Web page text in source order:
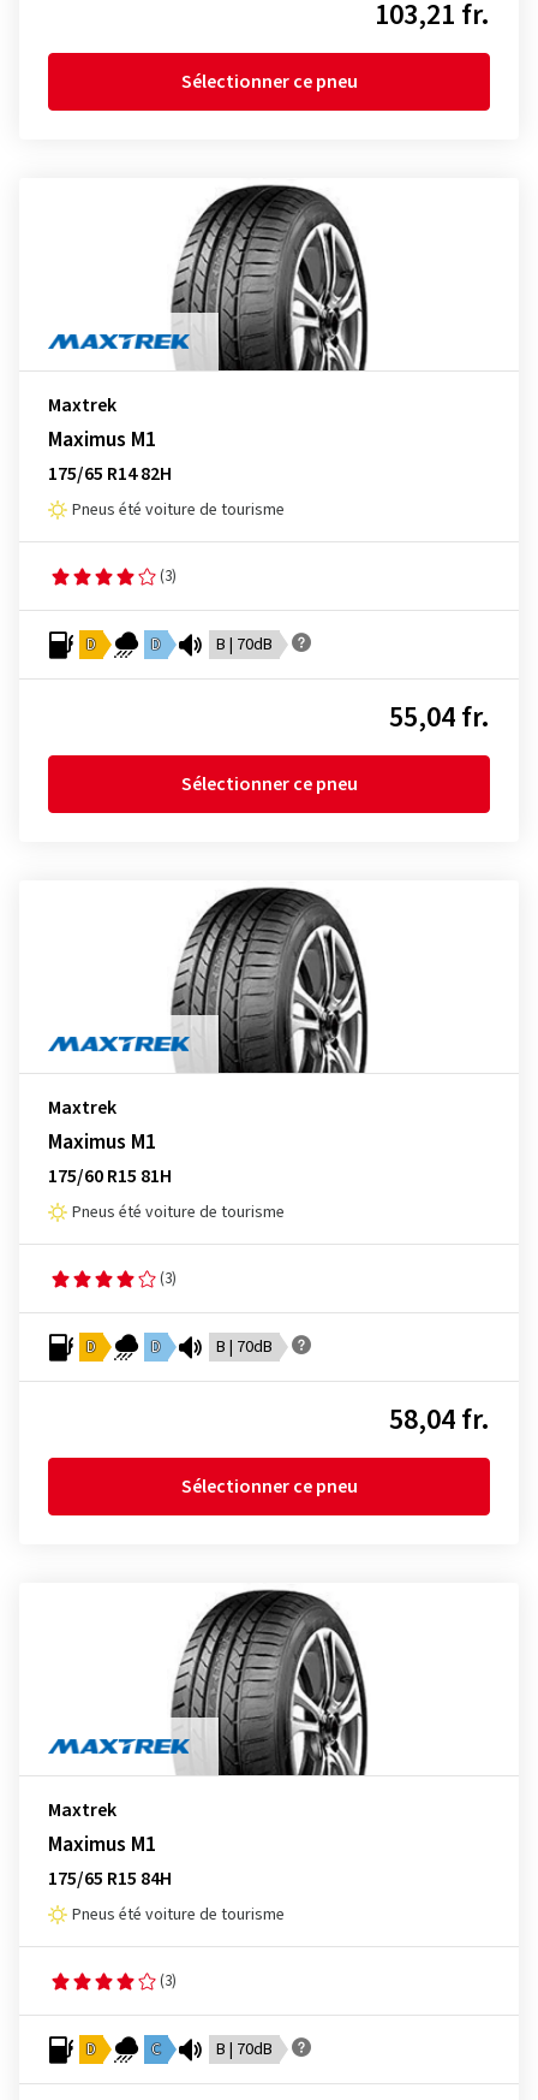
103,21 fr.
Sélectionner ce pneu
Maxtrek
Maximus M1
175/65 R14 82H
Pneus été voiture de tourisme
(3)
D D B | 70dB
55,04 fr.
Sélectionner ce pneu
Maxtrek
Maximus M1
175/60 R15 81H
Pneus été voiture de tourisme
(3)
D D B | 70dB
58,04 fr.
Sélectionner ce pneu
Maxtrek
Maximus M1
175/65 R15 84H
Pneus été voiture de tourisme
(3)
D C B | 70dB